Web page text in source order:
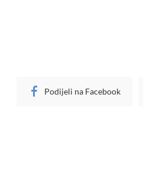
Podijeli na Facebook